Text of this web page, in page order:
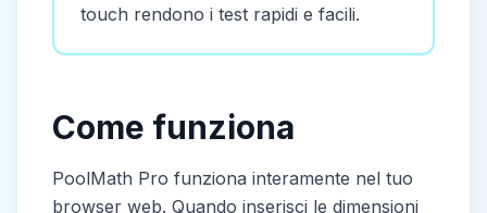
touch rendono i test rapidi e facili.
Come funziona
PoolMath Pro funziona interamente nel tuo
browser web. Quando inserisci le dimensioni